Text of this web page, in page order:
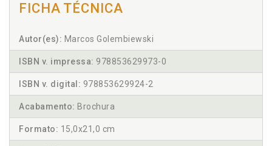
FICHA TÉCNICA
Autor(es): Marcos Golembiewski
ISBN v. impressa: 978853629973-0
ISBN v. digital: 978853629924-2
Acabamento: Brochura
Formato: 15,0x21,0 cm